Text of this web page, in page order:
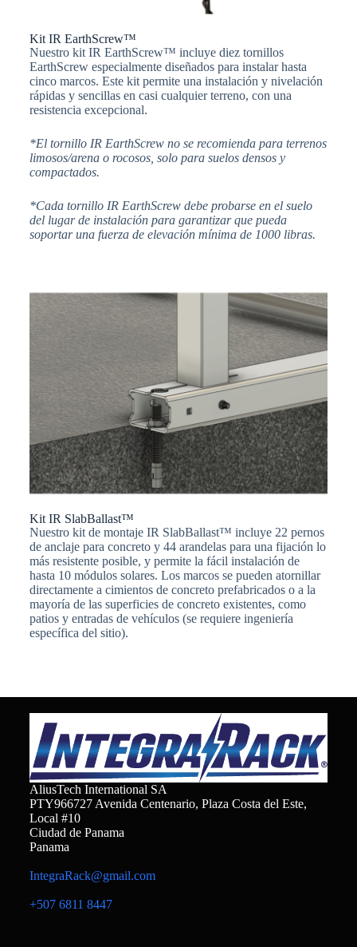
Kit IR EarthScrew™
Nuestro kit IR EarthScrew™ incluye diez tornillos
EarthScrew especialmente diseñados para instalar hasta
cinco marcos. Este kit permite una instalación y nivelación
rápidas y sencillas en casi cualquier terreno, con una
resistencia excepcional.
*El tornillo IR EarthScrew no se recomienda para terrenos
limosos/arena o rocosos, solo para suelos densos y
compactados.
*Cada tornillo IR EarthScrew debe probarse en el suelo
del lugar de instalación para garantizar que pueda
soportar una fuerza de elevación mínima de 1000 libras.
Kit IR SlabBallast™
Nuestro kit de montaje IR SlabBallast™ incluye 22 pernos
de anclaje para concreto y 44 arandelas para una fijación lo
más resistente posible, y permite la fácil instalación de
hasta 10 módulos solares. Los marcos se pueden atornillar
directamente a cimientos de concreto prefabricados o a la
mayoría de las superficies de concreto existentes, como
patios y entradas de vehículos (se requiere ingeniería
específica del sitio).
AliusTech International SA
PTY966727 Avenida Centenario, Plaza Costa del Este,
Local #10
Ciudad de Panama
Panama
IntegraRack@gmail.com
+507 6811 8447